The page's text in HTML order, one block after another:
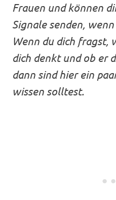
Frauen und können
Signale senden,
Wenn du dich fragst,
dich denkt und ob er
dann sind hier ein
wissen solltest.